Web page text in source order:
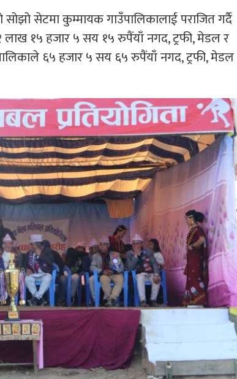
सेटमा कुम्मायक गाउँपालिकालाई पराजित गर्दै
लाख १५ हजार ५ सय १५ रुपैंयाँ नगद, ट्रफी, मेडल र
६५ हजार ५ सय ६५ रुपैंयाँ नगद, ट्रफी, मेडल